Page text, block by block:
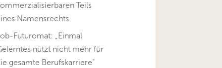
Teils
Namensrechts
Futuromat: „Einmal
nützt nicht mehr für
gesamte Berufskarriere“